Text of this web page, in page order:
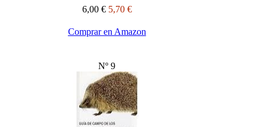
6,00 € 5,70 €
Comprar en Amazon
Nº 9